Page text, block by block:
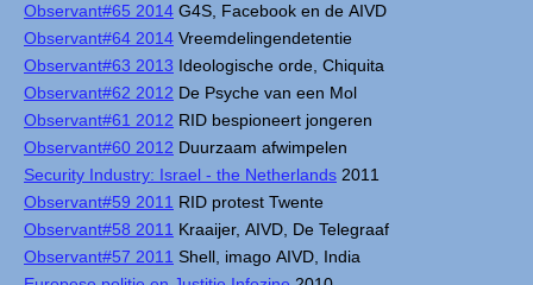
Observant#65 2014 G4S, Facebook en de AIVD
Observant#64 2014 Vreemdelingendetentie
Observant#63 2013 Ideologische orde, Chiquita
Observant#62 2012 De Psyche van een Mol
Observant#61 2012 RID bespioneert jongeren
Observant#60 2012 Duurzaam afwimpelen
Security Industry: Israel - the Netherlands 2011
Observant#59 2011 RID protest Twente
Observant#58 2011 Kraaijer, AIVD, De Telegraaf
Observant#57 2011 Shell, imago AIVD, India